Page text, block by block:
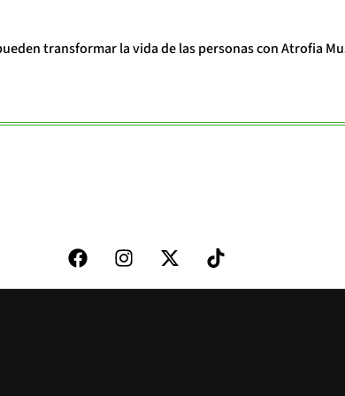
transformar la vida de las personas con Atrofia